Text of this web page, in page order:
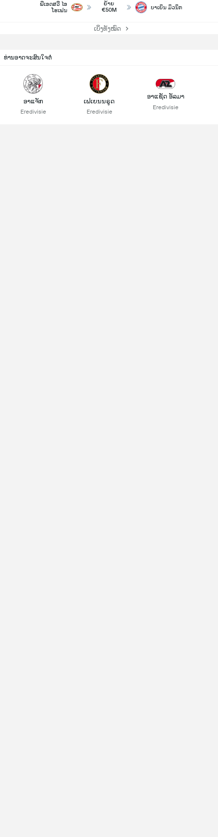
ພີເອດສວີ ໄອ
ໂຮເຟນ
ຍ້າຍ
€50M
ບາເຍິນ ມິວນິກ
ເບິ່ງທັງໝົດ
ທ່ານອາດຈະສົນໃຈຕໍ່
ອາແຈັກ
Eredivisie
ເຟເຍນນຣູດ
Eredivisie
ອາແຊັດ ອັລມາ
Eredivisie